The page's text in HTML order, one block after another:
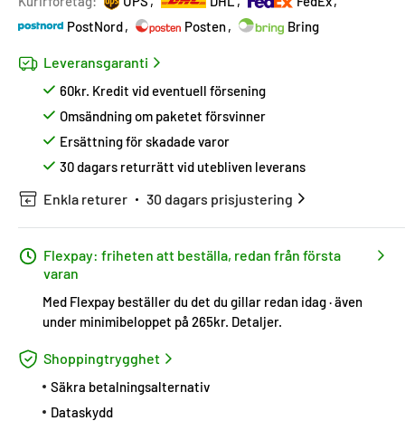
PostNord
Posten Bring
Leveransgaranti
60kr. Kredit vid eventuell försening
Omsändning om paketet försvinner
Ersättning för skadade varor
30 dagars returrätt vid utebliven leverans
Enkla returer 30 dagars prisjustering
Flexpay: friheten att beställa, redan från första
varan
Med Flexpay beställer du det du gillar redan idag · även
under minimibeloppet på 265kr. Detaljer.
Shoppingtrygghet
Säkra betalningsalternativ
Dataskydd